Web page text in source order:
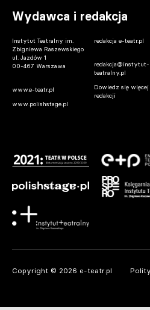
Wydawca i redakcja
Instytut Teatralny im.
Zbigniewa Raszewskiego
ul. Jazdów 1
00-467 Warszawa
www.e-teatr.pl
www.polishstage.pl
redakcja e-teatr.pl
redakcja@instytut-
teatralny.pl
Dowiedz się więcej
redakcji
Copyright © 2026 e-teatr.pl